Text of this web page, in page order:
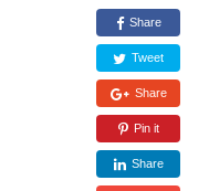
Share
Tweet
Share
Pin it
Share